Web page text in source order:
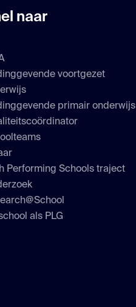
naar
voortgezet
primair onderwijs
Performing Schools traject
als PLG